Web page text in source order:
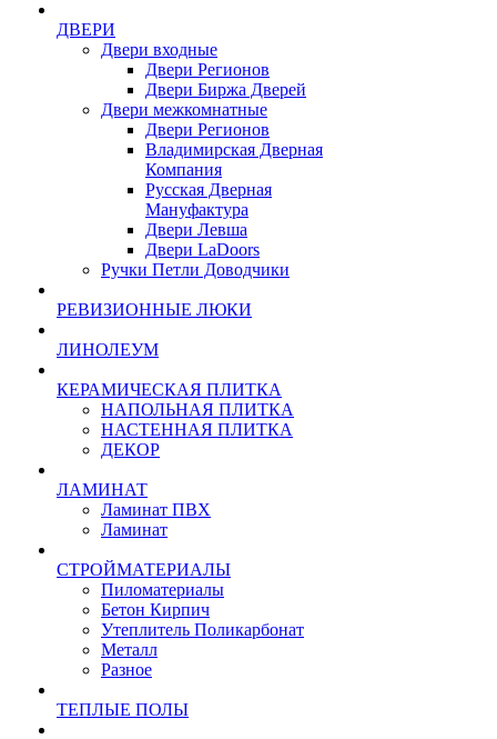
ДВЕРИ
Двери входные
Двери Регионов
Двери Биржа Дверей
Двери межкомнатные
Двери Регионов
Владимирская Дверная
Компания
Русская Дверная
Мануфактура
Двери Левша
Двери LaDoors
Ручки Петли Доводчики
РЕВИЗИОННЫЕ ЛЮКИ
ЛИНОЛЕУМ
КЕРАМИЧЕСКАЯ ПЛИТКА
НАПОЛЬНАЯ ПЛИТКА
НАСТЕННАЯ ПЛИТКА
ДЕКОР
ЛАМИНАТ
Ламинат ПВХ
Ламинат
СТРОЙМАТЕРИАЛЫ
Пиломатериалы
Бетон Кирпич
Утеплитель Поликарбонат
Металл
Разное
ТЕПЛЫЕ ПОЛЫ